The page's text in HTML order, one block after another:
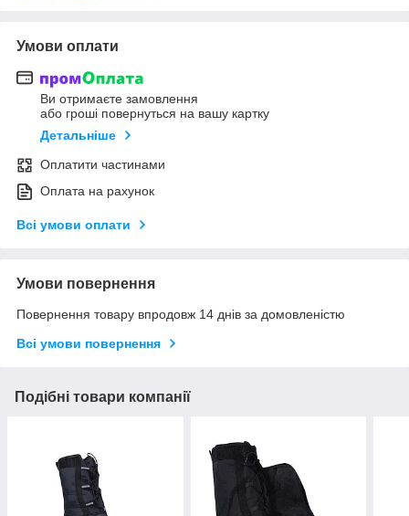
Умови оплати
Ви отримаєте замовлення
або гроші повернуться на вашу картку
Детальніше
Оплатити частинами
Оплата на рахунок
Всі умови оплати
Умови повернення
Повернення товару впродовж 14 днів за домовленістю
Всі умови повернення
Подібні товари компанії